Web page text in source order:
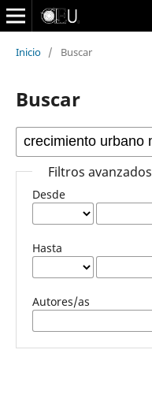
Inicio / Buscar
Buscar
Filtros avanzados
Desde
Hasta
Autores/as